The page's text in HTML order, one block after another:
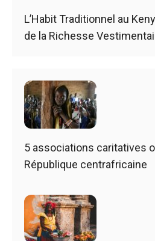
L’Habit Traditionnel au
de la Richesse
5 associations caritatives
République centrafricaine